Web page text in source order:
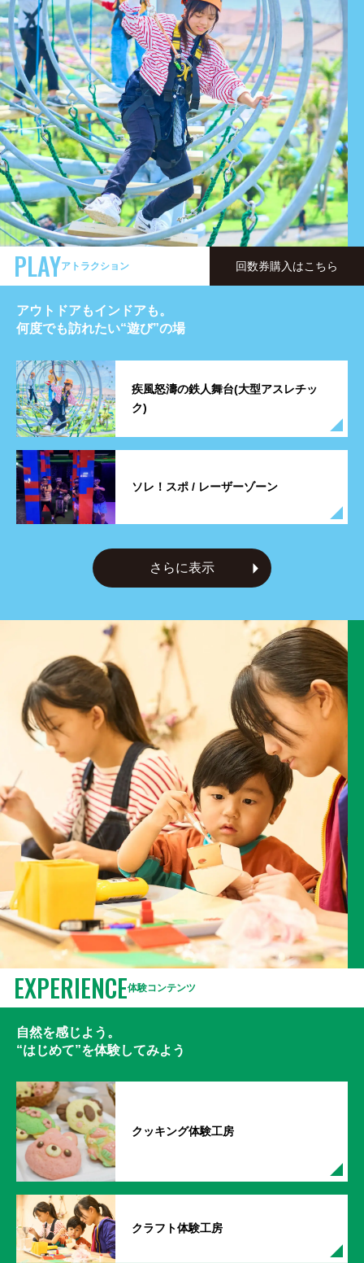
PLAYアトラクション 回数券購入はこちら
アウトドアもインドアも。
何度でも訪れたい“遊び”の場
疾風怒濤の鉄人舞台(大型アスレチッ
ク)
ソレ！スポ / レーザーゾーン
さらに表示
EXPERIENCE体験コンテンツ
自然を感じよう。
“はじめて”を体験してみよう
クッキング体験工房
クラフト体験工房